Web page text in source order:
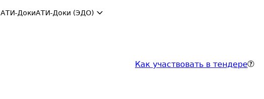
АТИ-ДокиАТИ-Доки (ЭДО)
Как участвовать в тендере